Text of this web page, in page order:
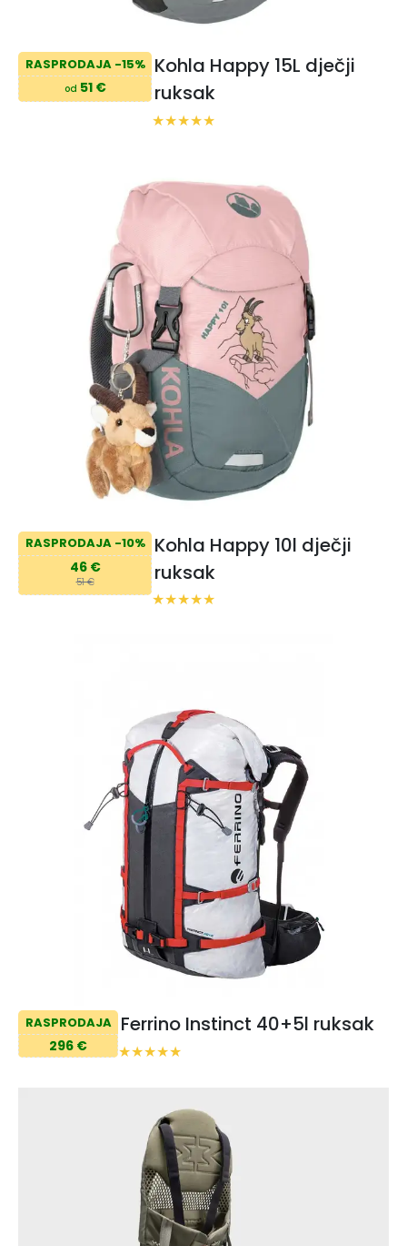
RASPRODAJA -15%
od 51 €
Kohla Happy 15L dječji
ruksak
RASPRODAJA -10%
46 €
51 €
Kohla Happy 10l dječji
ruksak
RASPRODAJA
296 €
Ferrino Instinct 40+5l ruksak